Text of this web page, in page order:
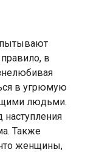
в
в угрюмую
людьми.
Также
женщины,